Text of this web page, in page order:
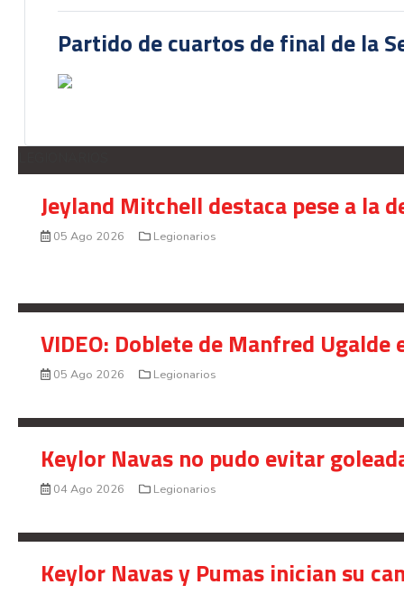
Partido de cuartos de final de la
Jeyland Mitchell destaca pese a la
05 Ago 2026 Legionarios
VIDEO: Doblete de Manfred
05 Ago 2026 Legionarios
Keylor Navas no pudo evitar
04 Ago 2026 Legionarios
Keylor Navas y Pumas inician su